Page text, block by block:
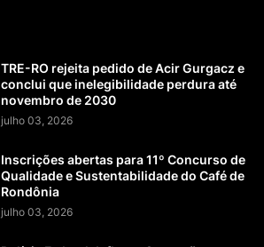
TRE-RO rejeita pedido de Acir Gurgacz e
conclui que inelegibilidade perdura até
novembro de 2030
julho 03, 2026
Inscrições abertas para 11º Concurso de
Qualidade e Sustentabilidade do Café de
Rondônia
julho 03, 2026